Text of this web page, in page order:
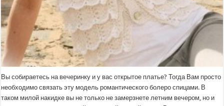
Вы собираетесь на вечеринку и у вас открытое платье? Тогда Вам просто
необходимо связать эту модель романтического болеро спицами. В
таком милой накидке вы не только не замерзнете летним вечером, но и